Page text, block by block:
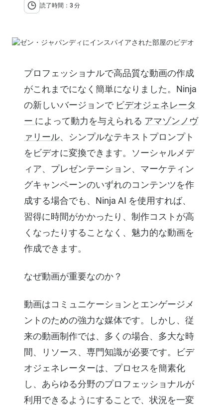
読了時間：3 分
プロフェッショナルで高品質な動画の作成
がこれまでになく簡単になりました。Ninja
の新しいバージョンで ビデオジェネレータ
ー によって動力を与えられる アマゾンノヴ
ァリール、シンプルなテキストプロンプト
をビデオに変換できます。ソーシャルメデ
ィア、プレゼンテーション、マーケティン
グキャンペーンのいずれのコンテンツを作
成する場合でも、Ninja AI を使用すれば、
習得に時間がかかったり、制作コストが高
くなったりすることなく、魅力的な動画を
作成できます。
なぜ動画が重要なのか？
動画はコミュニケーションとエンゲージメ
ントのための強力な媒体です。しかし、従
来の動画制作では、多くの場合、多大な時
間、リソース、専門知識が必要です。ビデ
オジェネレーターは、プロセスを簡素化
し、あらゆる分野のプロフェッショナルが
利用できるようにすることで、状況を一変